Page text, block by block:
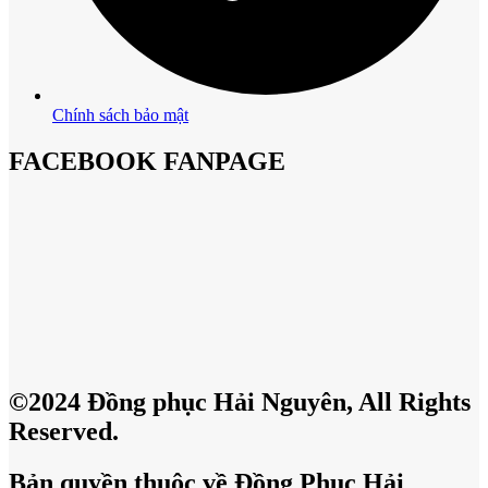
Chính sách bảo mật
FACEBOOK FANPAGE
©2024 Đồng phục Hải Nguyên, All Rights
Reserved.